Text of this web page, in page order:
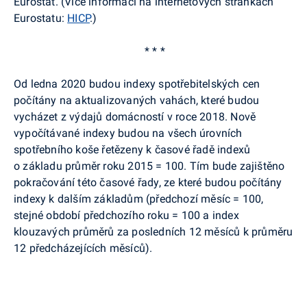
Eurostatu: HICP.)
* * *
Od ledna 2020 budou indexy spotřebitelských cen
počítány na aktualizovaných vahách, které budou
vycházet z výdajů domácností v roce 2018. Nově
vypočítávané indexy budou na všech úrovních
spotřebního koše řetězeny k časové řadě indexů
o základu průměr roku 2015 = 100. Tím bude zajištěno
pokračování této časové řady, ze které budou počítány
indexy k dalším základům (předchozí měsíc = 100,
stejné období předchozího roku = 100 a index
klouzavých průměrů za posledních 12 měsíců k průměru
12 předcházejících měsíců).